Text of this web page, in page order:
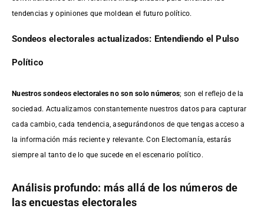
tendencias y opiniones que moldean el futuro político.
Sondeos electorales actualizados: Entendiendo el Pulso
Político
Nuestros sondeos electorales no son solo números; son el reflejo de la
sociedad. Actualizamos constantemente nuestros datos para capturar
cada cambio, cada tendencia, asegurándonos de que tengas acceso a
la información más reciente y relevante. Con Electomanía, estarás
siempre al tanto de lo que sucede en el escenario político.
Análisis profundo: más allá de los números de
las encuestas electorales